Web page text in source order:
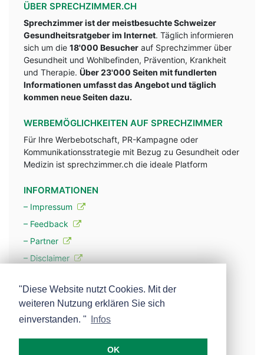
ÜBER SPRECHZIMMER.CH
Sprechzimmer ist der meistbesuchte Schweizer
Gesundheitsratgeber im Internet. Täglich informieren
sich um die 18'000 Besucher auf Sprechzimmer über
Gesundheit und Wohlbefinden, Prävention, Krankheit
und Therapie. Über 23'000 Seiten mit fundlerten
Informationen umfasst das Angebot und täglich
kommen neue Seiten dazu.
WERBEMÖGLICHKEITEN AUF SPRECHZIMMER
Für Ihre Werbebotschaft, PR-Kampagne oder
Kommunikationsstrategie mit Bezug zu Gesundheit oder
Medizin ist sprechzimmer.ch die ideale Platform
INFORMATIONEN
– Impressum
– Feedback
– Partner
– Disclaimer
– Werbung
– Mehr über unsere Experten
"Diese Website nutzt Cookies. Mit der
weiteren Nutzung erklären Sie sich
einverstanden. "
Infos
OK